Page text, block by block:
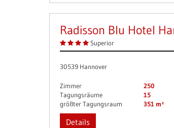
Radisson Blu Hotel
Superior
30539 Hannover
Zimmer
250
Tagungsräume
15
größter Tagungsraum
351 m²
Details